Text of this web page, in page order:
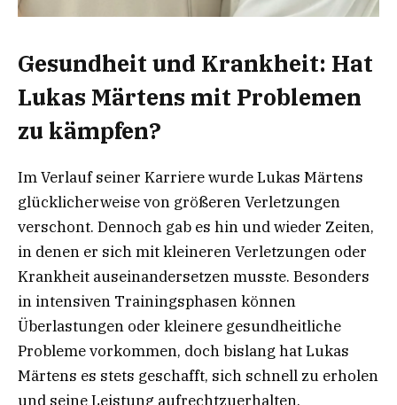
Gesundheit und Krankheit: Hat
Lukas Märtens mit Problemen
zu kämpfen?
Im Verlauf seiner Karriere wurde Lukas Märtens
glücklicherweise von größeren Verletzungen
verschont. Dennoch gab es hin und wieder Zeiten,
in denen er sich mit kleineren Verletzungen oder
Krankheit auseinandersetzen musste. Besonders
in intensiven Trainingsphasen können
Überlastungen oder kleinere gesundheitliche
Probleme vorkommen, doch bislang hat Lukas
Märtens es stets geschafft, sich schnell zu erholen
und seine Leistung aufrechtzuerhalten.